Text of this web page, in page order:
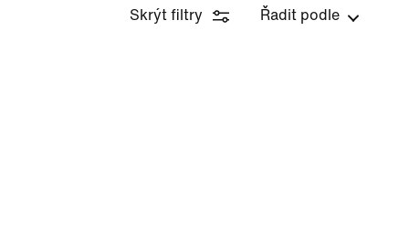
Skrýt filtry Řadit podle